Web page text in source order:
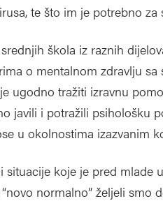
te što im je potrebno za
škola iz raznih
o mentalnom zdravlju
ugodno tražiti izravnu
javili i potražili psihološku
u okolnostima izazvanim
situacije koje je pred mlade
normalno” željeli smo